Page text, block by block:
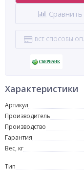
Сравнить
ВСЕ СПОСОБЫ
Характеристики
Артикул
Производитель
Производство
Гарантия
Вес, кг
Тип